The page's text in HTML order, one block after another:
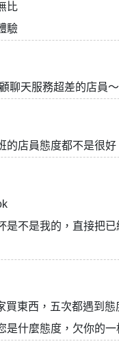
比
驗
聊天服務超差的店員
的店員態度都不是很
是不是我的，直接把
買東西，五次都遇到
是什麼態度，欠你的